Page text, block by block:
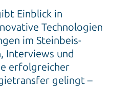
Einblick in
Technologien
im Steinbeis-
Interviews und
erfolgreicher
gelingt –